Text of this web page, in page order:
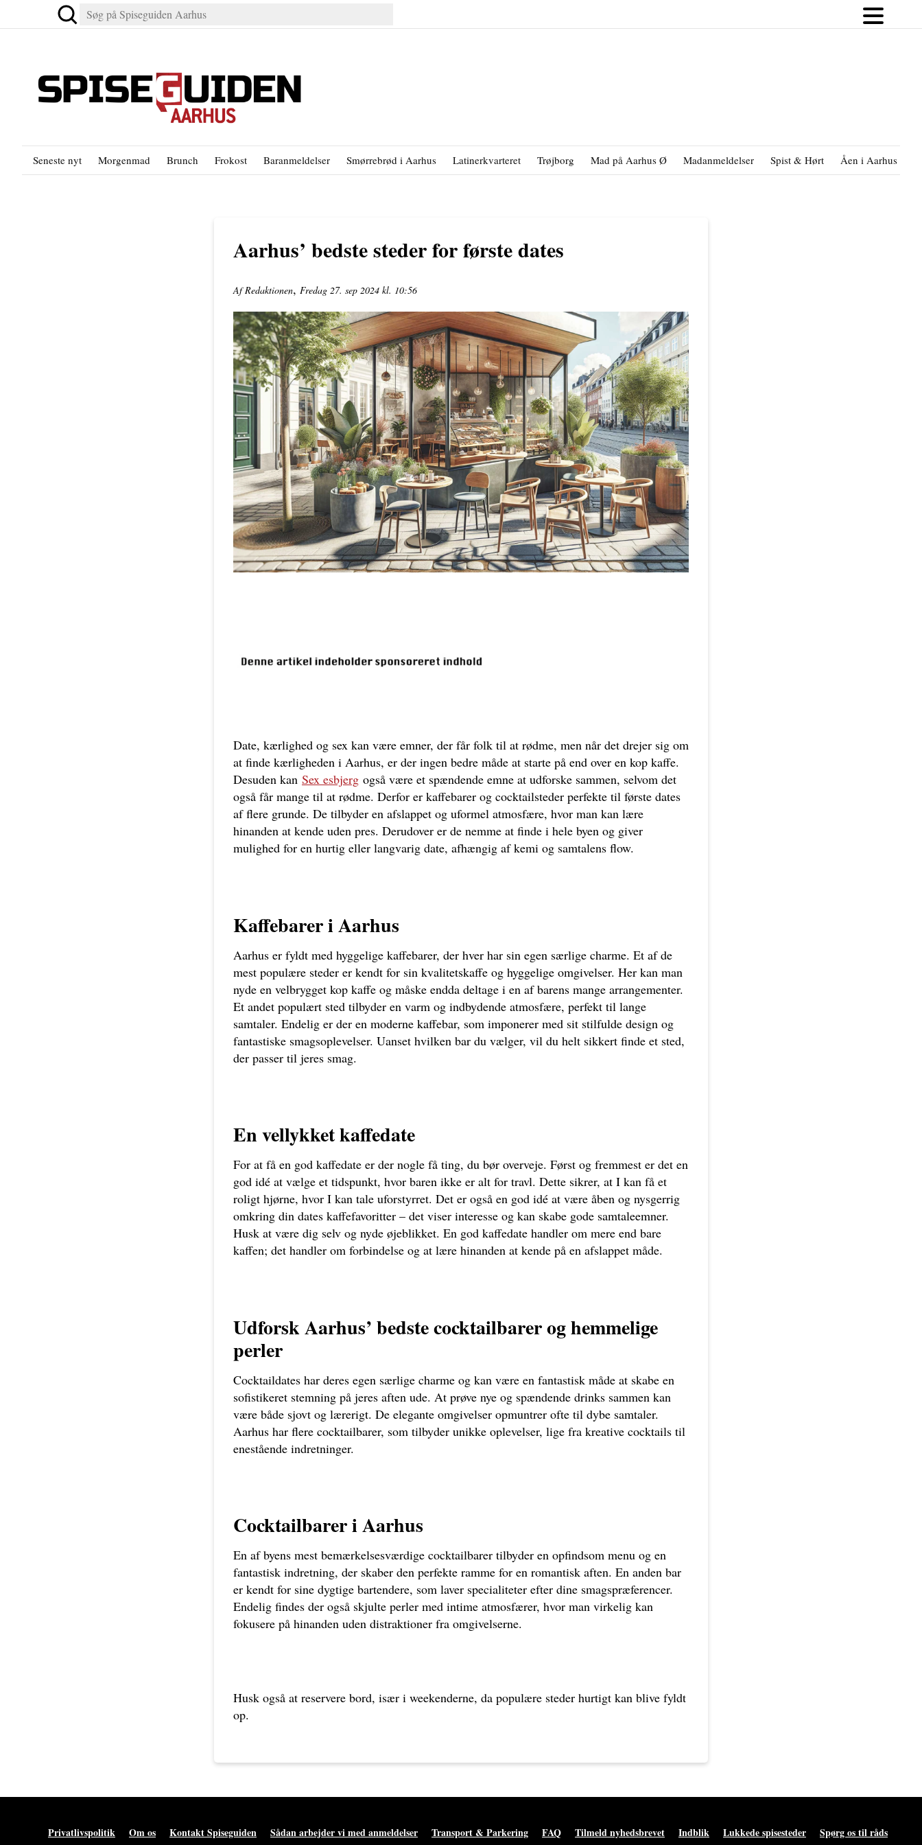
Seneste nyt Morgenmad Brunch Frokost Baranmeldelser Smørrebrød i Aarhus Latinerkvarteret Trøjborg Mad på Aarhus Ø Madanmeldelser Spist & Hørt Åen i Aarhus
Aarhus’ bedste steder for første dates
Af Redaktionen, Fredag 27. sep 2024 kl. 10:56
Date, kærlighed og sex kan være emner, der får folk til at rødme, men når det drejer sig om
at finde kærligheden i Aarhus, er der ingen bedre måde at starte på end over en kop kaffe.
Desuden kan Sex esbjerg også være et spændende emne at udforske sammen, selvom det
også får mange til at rødme. Derfor er kaffebarer og cocktailsteder perfekte til første dates
af flere grunde. De tilbyder en afslappet og uformel atmosfære, hvor man kan lære
hinanden at kende uden pres. Derudover er de nemme at finde i hele byen og giver
mulighed for en hurtig eller langvarig date, afhængig af kemi og samtalens flow.
Kaffebarer i Aarhus
Aarhus er fyldt med hyggelige kaffebarer, der hver har sin egen særlige charme. Et af de
mest populære steder er kendt for sin kvalitetskaffe og hyggelige omgivelser. Her kan man
nyde en velbrygget kop kaffe og måske endda deltage i en af barens mange arrangementer.
Et andet populært sted tilbyder en varm og indbydende atmosfære, perfekt til lange
samtaler. Endelig er der en moderne kaffebar, som imponerer med sit stilfulde design og
fantastiske smagsoplevelser. Uanset hvilken bar du vælger, vil du helt sikkert finde et sted,
der passer til jeres smag.
En vellykket kaffedate
For at få en god kaffedate er der nogle få ting, du bør overveje. Først og fremmest er det en
god idé at vælge et tidspunkt, hvor baren ikke er alt for travl. Dette sikrer, at I kan få et
roligt hjørne, hvor I kan tale uforstyrret. Det er også en god idé at være åben og nysgerrig
omkring din dates kaffefavoritter – det viser interesse og kan skabe gode samtaleemner.
Husk at være dig selv og nyde øjeblikket. En god kaffedate handler om mere end bare
kaffen; det handler om forbindelse og at lære hinanden at kende på en afslappet måde.
Udforsk Aarhus’ bedste cocktailbarer og hemmelige
perler
Cocktaildates har deres egen særlige charme og kan være en fantastisk måde at skabe en
sofistikeret stemning på jeres aften ude. At prøve nye og spændende drinks sammen kan
være både sjovt og lærerigt. De elegante omgivelser opmuntrer ofte til dybe samtaler.
Aarhus har flere cocktailbarer, som tilbyder unikke oplevelser, lige fra kreative cocktails til
enestående indretninger.
Cocktailbarer i Aarhus
En af byens mest bemærkelsesværdige cocktailbarer tilbyder en opfindsom menu og en
fantastisk indretning, der skaber den perfekte ramme for en romantisk aften. En anden bar
er kendt for sine dygtige bartendere, som laver specialiteter efter dine smagspræferencer.
Endelig findes der også skjulte perler med intime atmosfærer, hvor man virkelig kan
fokusere på hinanden uden distraktioner fra omgivelserne.
Husk også at reservere bord, især i weekenderne, da populære steder hurtigt kan blive fyldt
op.
Privatlivspolitik Om os Kontakt Spiseguiden Sådan arbejder vi med anmeldelser Transport & Parkering FAQ Tilmeld nyhedsbrevet Indblik Lukkede spisesteder Spørg os til råds